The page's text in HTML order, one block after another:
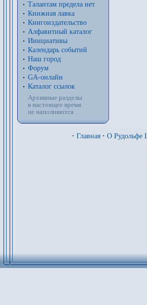
Талантам предела нет
Книжная лавка
Книгоиздательство
Алфавитный каталог
Инициативы
Календарь событий
Наш город
Форум
GA-онлайн
Каталог ссылок
Архивные разделы
в настоящее время
не наполняются
· Главная · О Рудольфе